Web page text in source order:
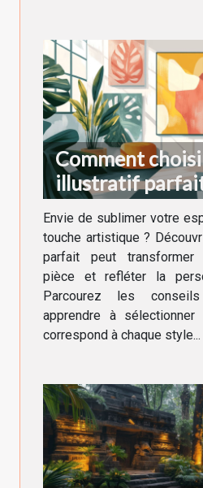
Comment
illustratif
décoration
Envie de sublimer votre
touche artistique ?
parfait peut transformer
pièce et refléter la
Parcourez les
apprendre à sélectionner
correspond à chaque style...